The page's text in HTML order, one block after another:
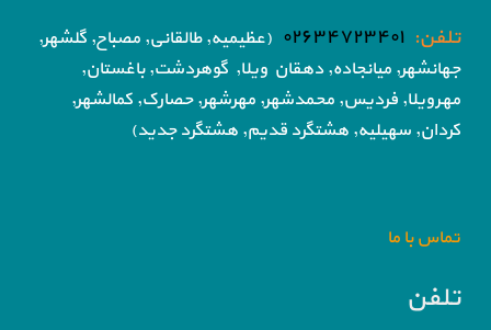
تلفن: ۰۲۶۳۴۷۲۳۴۰۱
(عظیمیه, طالقانی, مصباح, گلشهر,
جهانشهر, میانجاده, دهقان ویلا, گوهردشت, باغستان,
مهرویلا, فردیس, محمدشهر, مهرشهر, حصارک, کمالشهر,
کردان, سهیلیه, هشتگرد قدیم, هشتگرد جدید)
تماس با ما
تلفن